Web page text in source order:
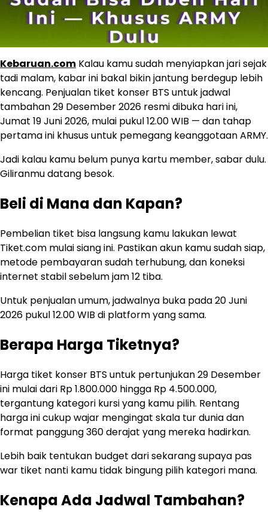
Kebaruan.com Kalau kamu sudah menyiapkan jari sejak
tadi malam, kabar ini bakal bikin jantung berdegup lebih
kencang. Penjualan tiket konser BTS untuk jadwal
tambahan 29 Desember 2026 resmi dibuka hari ini,
Jumat 19 Juni 2026, mulai pukul 12.00 WIB — dan tahap
pertama ini khusus untuk pemegang keanggotaan ARMY.
Jadi kalau kamu belum punya kartu member, sabar dulu.
Giliranmu datang besok.
Beli di Mana dan Kapan?
Pembelian tiket bisa langsung kamu lakukan lewat
Tiket.com mulai siang ini. Pastikan akun kamu sudah siap,
metode pembayaran sudah terhubung, dan koneksi
internet stabil sebelum jam 12 tiba.
Untuk penjualan umum, jadwalnya buka pada 20 Juni
2026 pukul 12.00 WIB di platform yang sama.
Berapa Harga Tiketnya?
Harga tiket konser BTS untuk pertunjukan 29 Desember
ini mulai dari Rp 1.800.000 hingga Rp 4.500.000,
tergantung kategori kursi yang kamu pilih. Rentang
harga ini cukup wajar mengingat skala tur dunia dan
format panggung 360 derajat yang mereka hadirkan.
Lebih baik tentukan budget dari sekarang supaya pas
war tiket nanti kamu tidak bingung pilih kategori mana.
Kenapa Ada Jadwal Tambahan?